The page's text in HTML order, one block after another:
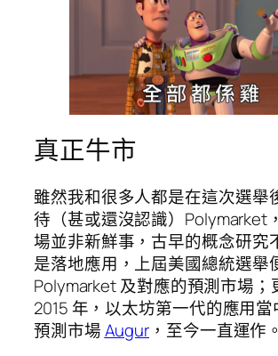
真正牛市
雖然我和很多人都是在這次選舉
待（甚或還沒認識）Polymarket
場並非新鮮事，古早的概念研究
是落地應用，上屆美國總統選舉
Polymarket 及對應的預測市場；
2015 年，以太坊第一代的應用
預測市場Augur ，至今一直運作。